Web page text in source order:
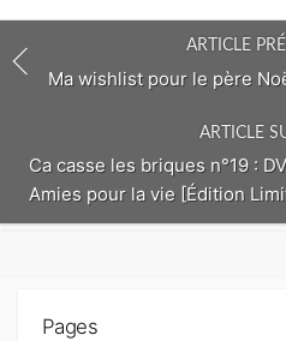
ARTICLE
Ma wishlist pour le père
ARTICLE
Ca casse les briques n°19 :
Amies pour la vie [Édition
Pages